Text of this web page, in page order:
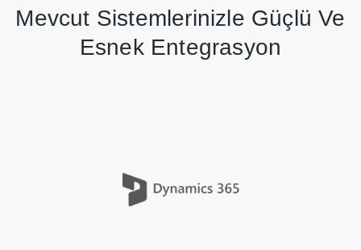
Mevcut Sistemlerinizle Güçlü Ve
Esnek Entegrasyon